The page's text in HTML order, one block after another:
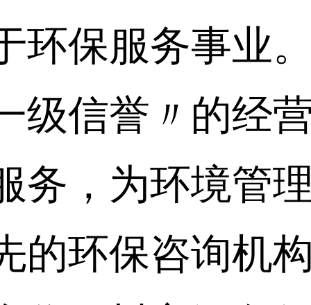
环保服务事业
级信誉〃的经
务，为环境管
的环保咨询机